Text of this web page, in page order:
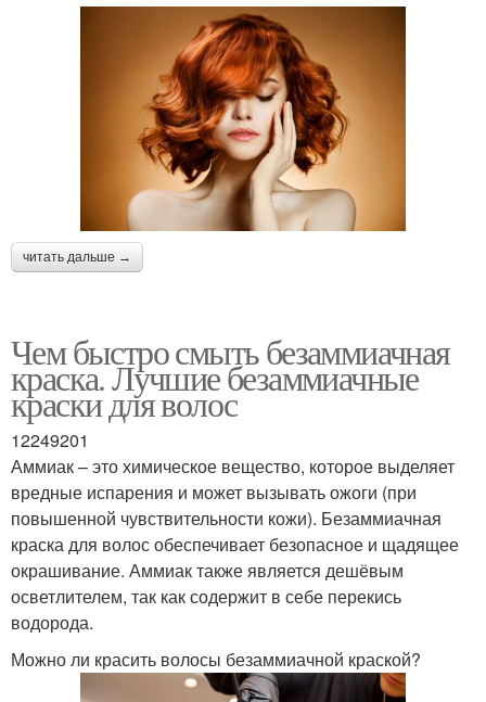
читать дальше →
Чем быстро смыть безаммиачная
краска. Лучшие безаммиачные
краски для волос
12249201
Аммиак – это химическое вещество, которое выделяет
вредные испарения и может вызывать ожоги (при
повышенной чувствительности кожи). Безаммиачная
краска для волос обеспечивает безопасное и щадящее
окрашивание. Аммиак также является дешёвым
осветлителем, так как содержит в себе перекись
водорода.
Можно ли красить волосы безаммиачной краской?